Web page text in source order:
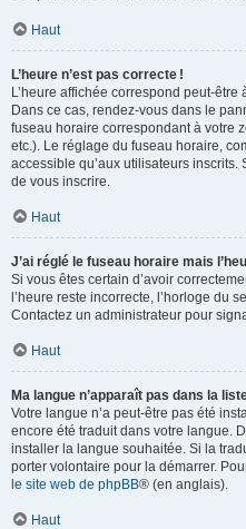
Haut
L’heure n’est pas correcte !
L’heure affichée correspond peut-
Dans ce cas, rendez-vous dans le
fuseau horaire correspondant à votre
etc.). Le réglage du fuseau horaire,
accessible qu’aux utilisateurs inscrits.
de vous inscrire.
Haut
J’ai réglé le fuseau horaire mais
Si vous êtes certain d’avoir
l’heure reste incorrecte, l’horloge du
Contactez un administrateur pour
Haut
Ma langue n’apparaît pas dans la
Votre langue n’a peut-être pas été
encore été traduit dans votre langue.
installer la langue souhaitée. Si la
porter volontaire pour la démarrer.
le site web de phpBB® (en anglais).
Haut